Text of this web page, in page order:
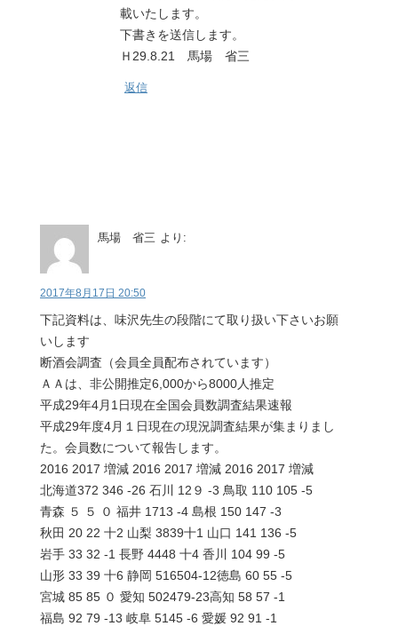
載いたします。
下書きを送信します。
Ｈ29.8.21 馬場 省三
返信
馬場 省三 より:
2017年8月17日 20:50
下記資料は、味沢先生の段階にて取り扱い下さいお願
いします
断酒会調査（会員全員配布されています）
ＡＡは、非公開推定6,000から8000人推定
平成29年4月1日現在全国会員数調査結果速報
平成29年度4月１日現在の現況調査結果が集まりまし
た。会員数について報告します。
2016 2017 増減 2016 2017 増減 2016 2017 増減
北海道372 346 -26 石川 12９ -3 鳥取 110 105 -5
青森 ５ ５ ０ 福井 1713 -4 島根 150 147 -3
秋田 20 22 十2 山梨 3839十1 山口 141 136 -5
岩手 33 32 -1 長野 4448 十4 香川 104 99 -5
山形 33 39 十6 静岡 516504-12徳島 60 55 -5
宮城 85 85 ０ 愛知 502479-23高知 58 57 -1
福島 92 79 -13 岐阜 5145 -6 愛媛 92 91 -1